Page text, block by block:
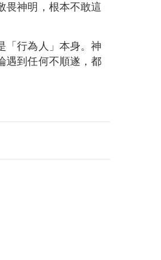
畏神明，根本不敢這
「行為人」本身。神
遇到任何不順遂，都